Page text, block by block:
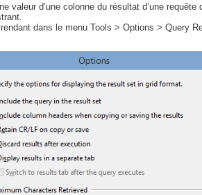
valeur d’une colonne du résultat d’une
dans le menu Tools > Options > Query